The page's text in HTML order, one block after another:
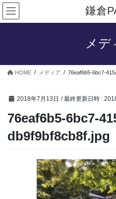
コ
ン
テ
ス
ナ
ビ
ゲ
ン
鎌倉
メデ
HOME メディア 76eaf6b5-6bc7-
2018年7月13日 / 最終更新日時 :
76eaf6b5-6bc7-
db9f9bf8cb8f.jpg